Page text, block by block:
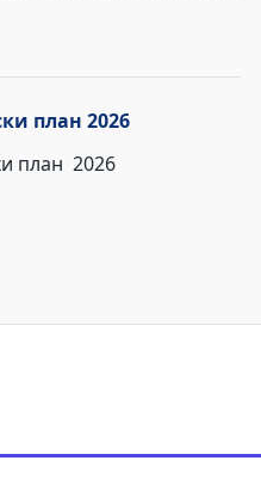
план 2026
план 2026